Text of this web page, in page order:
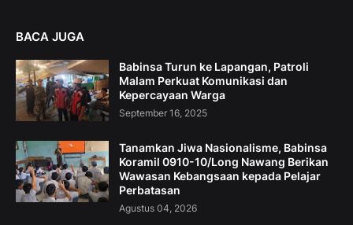
BACA JUGA
Babinsa Turun ke Lapangan, Patroli
Malam Perkuat Komunikasi dan
Kepercayaan Warga
September 16, 2025
Tanamkan Jiwa Nasionalisme, Babinsa
Koramil 0910-10/Long Nawang Berikan
Wawasan Kebangsaan kepada Pelajar
Perbatasan
Agustus 04, 2026